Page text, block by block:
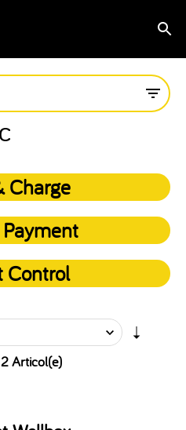
Charge
Control
2 Articol(e)